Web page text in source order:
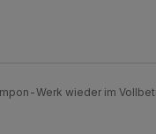
Werk wieder im